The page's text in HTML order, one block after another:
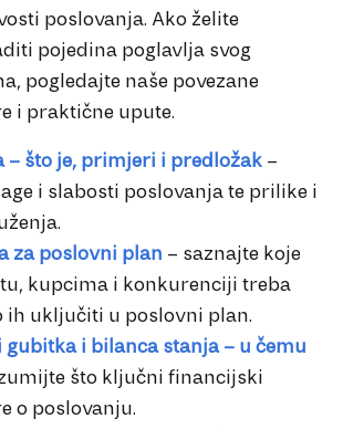
poslovanja. Ako želite
pojedina poglavlja svog
pogledajte naše povezane
i praktične upute.
– što je, primjeri i predložak –
i slabosti poslovanja te prilike i
za poslovni plan – saznajte koje
kupcima i konkurenciji treba
ih uključiti u poslovni plan.
gubitka i bilanca stanja – u čemu
što ključni financijski
o poslovanju.